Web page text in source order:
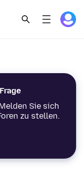
Sie sich
zu stellen.